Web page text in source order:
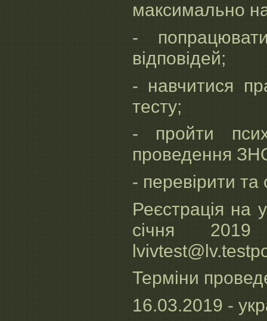
максимально
-
відповідей;
- навчитися
тесту;
- пройти
проведення
- перевірити та
Реєстрація
січня
Терміни
16.03.2019 -